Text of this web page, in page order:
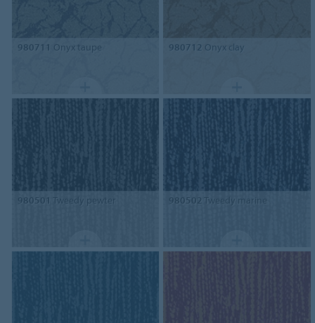
980711 Onyx taupe 980712 Onyx clay
980501 Tweedy pewter 980502Tweedy marine